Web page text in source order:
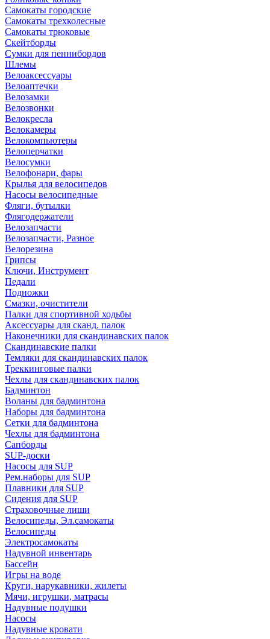
Самокаты городские
Самокаты трехколесные
Самокаты трюковые
Скейтборды
Сумки для пеннибордов
Шлемы
Велоаксессуары
Велоаптечки
Велозамки
Велозвонки
Велокресла
Велокамеры
Велокомпьютеры
Велоперчатки
Велосумки
Велофонари, фары
Крылья для велосипедов
Насосы велосипедные
Фляги, бутылки
Флягодержатели
Велозапчасти
Велозапчасти, Разное
Велорезина
Грипсы
Ключи, Инструмент
Педали
Подножки
Смазки, очистители
Палки для спортивной ходьбы
Аксессуары для сканд. палок
Наконечники для скандинавских палок
Скандинавские палки
Темляки для скандинавских палок
Треккинговые палки
Чехлы для скандинавских палок
Бадминтон
Воланы для бадминтона
Наборы для бадминтона
Сетки для бадминтона
Чехлы для бадминтона
Сапборды
SUP-доски
Насосы для SUP
Рем.наборы для SUP
Плавники для SUP
Сидения для SUP
Страховочные лиши
Велосипеды, Эл.самокаты
Велосипеды
Электросамокаты
Надувной инвентарь
Бассейн
Игры на воде
Круги, нарукавники, жилеты
Мячи, игрушки, матрасы
Надувные подушки
Насосы
Надувные кровати